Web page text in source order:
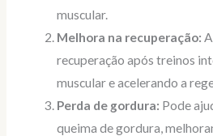
muscular.
Melhora na recuperação:
recuperação após treinos
muscular e acelerando a
Perda de gordura: Pode
queima de gordura,